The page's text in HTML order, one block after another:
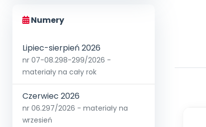
Numery
Lipiec-sierpień 2026
nr 07-08.298-299/2026 -
materiały na cały rok
Czerwiec 2026
nr 06.297/2026 - materiały na
wrzesień